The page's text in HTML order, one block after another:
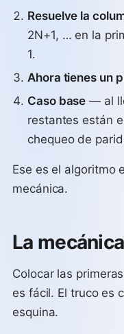
Resuelve la
2N+1, … en la
1.
Ahora tienes un
Caso base — al
restantes están
chequeo de
Ese es el algoritmo
mecánica.
La
Colocar las
es fácil. El truco es
esquina.